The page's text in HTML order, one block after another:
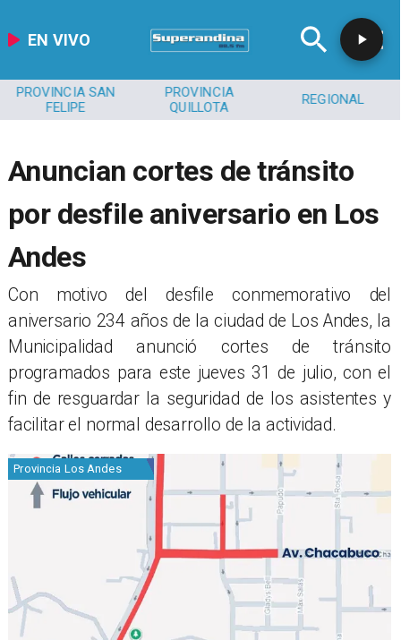
EN VIVO
PROVINCIA SAN
FELIPE
PROVINCIA
QUILLOTA
REGIONAL
​Anuncian cortes de tránsito
por desfile aniversario en Los
Andes
Con motivo del desfile conmemorativo del
aniversario 234 años de la ciudad de Los Andes, la
Municipalidad anunció cortes de tránsito
programados para este jueves 31 de julio, con el
fin de resguardar la seguridad de los asistentes y
facilitar el normal desarrollo de la actividad.
Provincia Los Andes